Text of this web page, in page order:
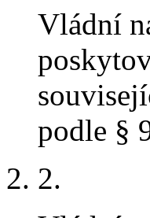
Vládní
podle §
2.